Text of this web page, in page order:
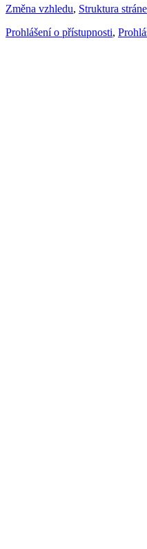
Změna vzhledu, Struktura
Prohlášení o přístupnosti,